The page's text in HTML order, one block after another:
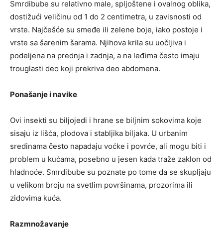
Smrdibube su relativno male, spljoštene i ovalnog oblika,
dostižući veličinu od 1 do 2 centimetra, u zavisnosti od
vrste. Najčešće su smeđe ili zelene boje, iako postoje i
vrste sa šarenim šarama. Njihova krila su uočljiva i
podeljena na prednja i zadnja, a na leđima često imaju
trouglasti deo koji prekriva deo abdomena.
Ponašanje i navike
Ovi insekti su biljojedi i hrane se biljnim sokovima koje
sisaju iz lišća, plodova i stabljika biljaka. U urbanim
sredinama često napadaju voćke i povrće, ali mogu biti i
problem u kućama, posebno u jesen kada traže zaklon od
hladnoće. Smrdibube su poznate po tome da se skupljaju
u velikom broju na svetlim površinama, prozorima ili
zidovima kuća.
Razmnožavanje